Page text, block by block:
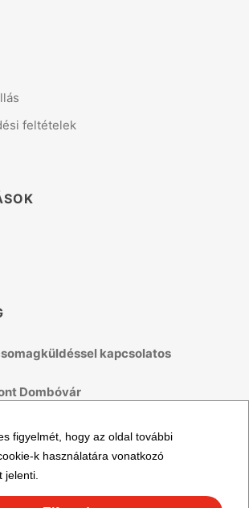
figyelmét, hogy az oldal további
k használatára vonatkozó
jelenti.
feltételek
kapcsolatos
Dombóvár
41 53